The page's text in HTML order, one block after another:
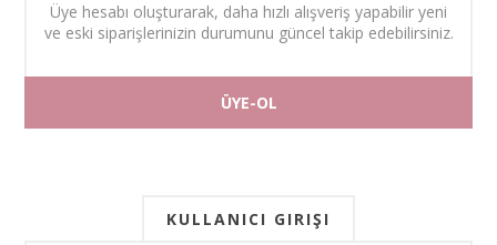
Üye hesabı oluşturarak, daha hızlı alışveriş yapabilir yeni
ve eski siparişlerinizin durumunu güncel takip edebilirsiniz.
KULLANICI GIRIŞI